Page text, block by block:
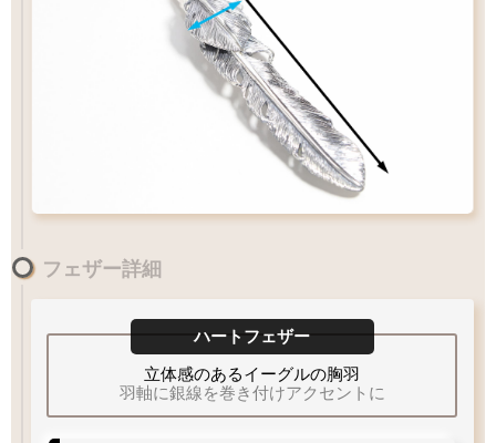
XL
S
60
チェーン太さ
当店標準
太目
細目
ペンダントの状態でお届け致します
1枚フェザー
ペンダント
フェザーもチェーンも選びたい
Wフェザー
ペンダント
ペンダントに
フェザーをプラス
フェザー詳細
ハートフェザー
立体感のあるイーグルの胸羽
羽軸に銀線を巻き付けアクセントに